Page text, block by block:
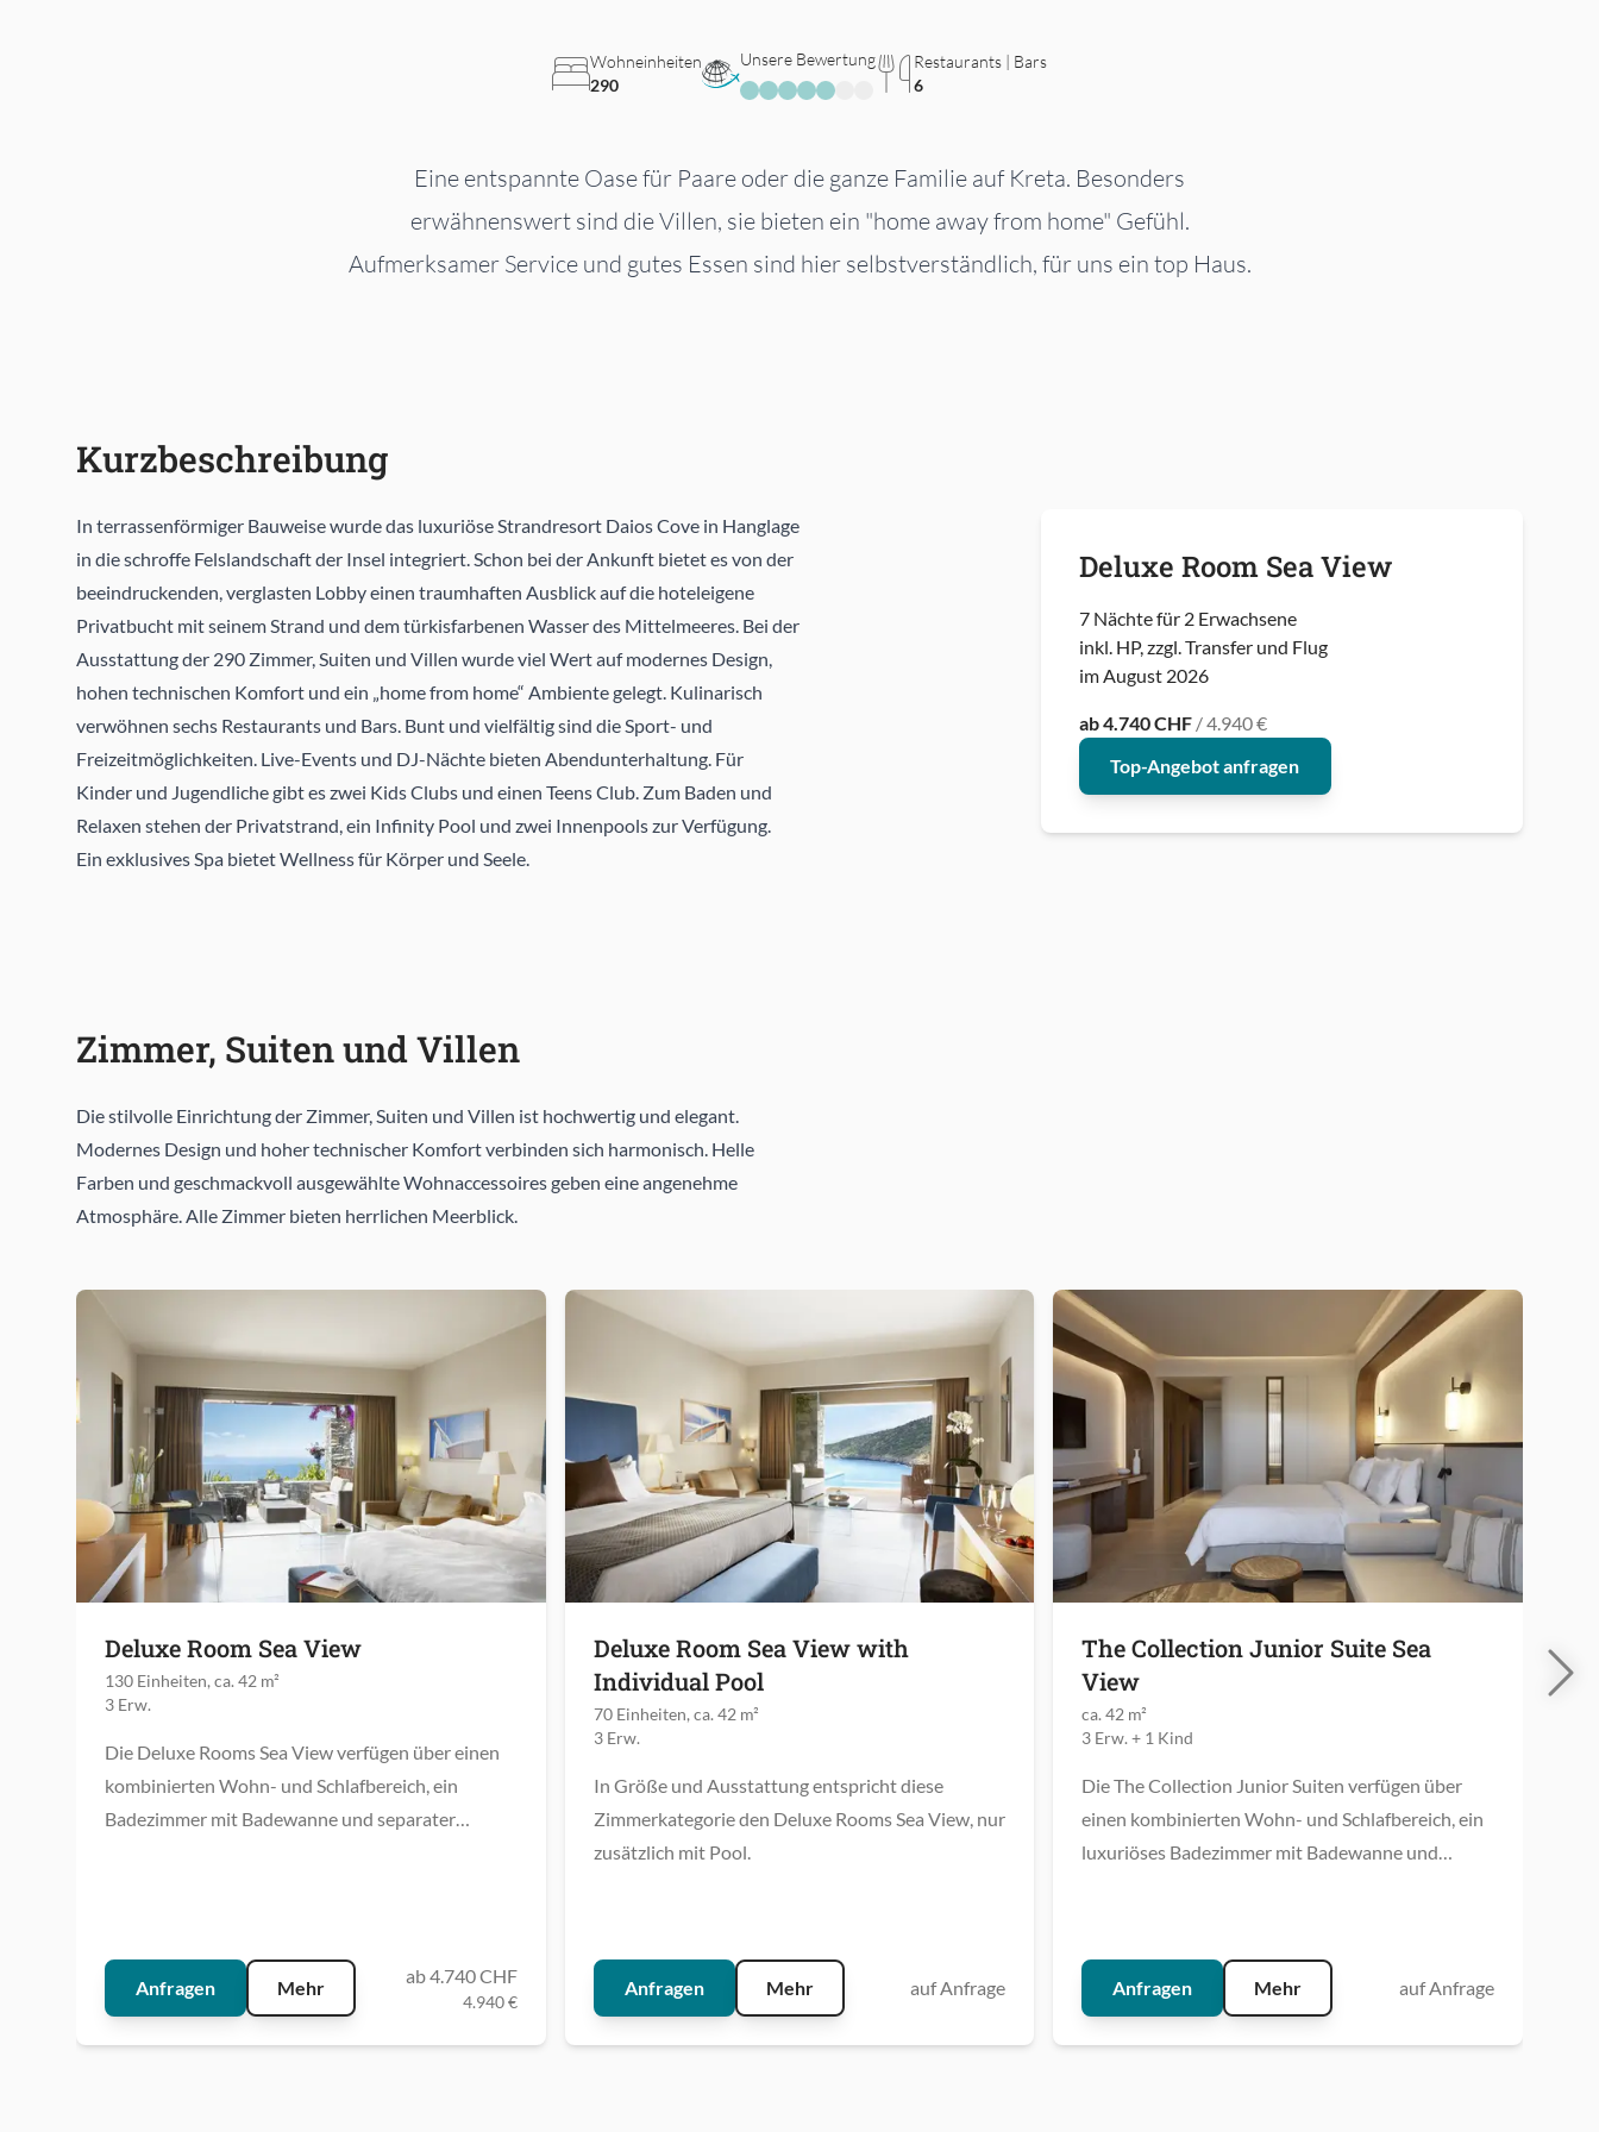
Wohneinheiten
290
Unsere Bewertung
Restaurants | Bars
6
Eine entspannte Oase für Paare oder die ganze Familie auf Kreta. Besonders
erwähnenswert sind die Villen, sie bieten ein "home away from home" Gefühl.
Aufmerksamer Service und gutes Essen sind hier selbstverständlich, für uns ein top Haus.
Kurzbeschreibung
In terrassenförmiger Bauweise wurde das luxuriöse Strandresort Daios Cove in Hanglage
in die schroffe Felslandschaft der Insel integriert. Schon bei der Ankunft bietet es von der
beeindruckenden, verglasten Lobby einen traumhaften Ausblick auf die hoteleigene
Privatbucht mit seinem Strand und dem türkisfarbenen Wasser des Mittelmeeres. Bei der
Ausstattung der 290 Zimmer, Suiten und Villen wurde viel Wert auf modernes Design,
hohen technischen Komfort und ein „home from home“ Ambiente gelegt. Kulinarisch
verwöhnen sechs Restaurants und Bars. Bunt und vielfältig sind die Sport- und
Freizeitmöglichkeiten. Live-Events und DJ-Nächte bieten Abendunterhaltung. Für
Kinder und Jugendliche gibt es zwei Kids Clubs und einen Teens Club. Zum Baden und
Relaxen stehen der Privatstrand, ein Infinity Pool und zwei Innenpools zur Verfügung.
Ein exklusives Spa bietet Wellness für Körper und Seele.
Deluxe Room Sea View
7 Nächte für 2 Erwachsene
inkl. HP, zzgl. Transfer und Flug
im August 2026
ab 4.740 CHF / 4.940 €
Top-Angebot anfragen
Zimmer, Suiten und Villen
Die stilvolle Einrichtung der Zimmer, Suiten und Villen ist hochwertig und elegant.
Modernes Design und hoher technischer Komfort verbinden sich harmonisch. Helle
Farben und geschmackvoll ausgewählte Wohnaccessoires geben eine angenehme
Atmosphäre. Alle Zimmer bieten herrlichen Meerblick.
Deluxe Room Sea View
130 Einheiten, ca. 42 m²
3 Erw.
Die Deluxe Rooms Sea View verfügen über einen
kombinierten Wohn- und Schlafbereich, ein
Badezimmer mit Badewanne und separater
Anfragen Mehr
ab 4.740 CHF
4.940 €
Deluxe Room Sea View with
Individual Pool
70 Einheiten, ca. 42 m²
3 Erw.
In Größe und Ausstattung entspricht diese
Zimmerkategorie den Deluxe Rooms Sea View, nur
zusätzlich mit Pool.
Anfragen Mehr auf Anfrage
The Collection Junior Suite Sea
View
ca. 42 m²
3 Erw. + 1 Kind
Die The Collection Junior Suiten verfügen über
einen kombinierten Wohn- und Schlafbereich, ein
luxuriöses Badezimmer mit Badewanne und
Anfragen Mehr auf Anfrage